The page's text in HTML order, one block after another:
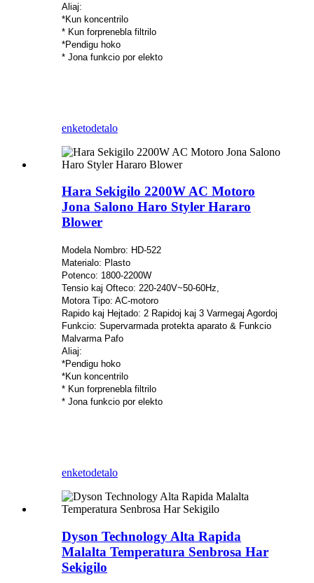
Aliaj:
*Kun koncentrilo
* Kun forprenebla filtrilo
*Pendigu hoko
* Jona funkcio por elekto
enketodetalo
Hara Sekigilo 2200W AC Motoro
Jona Salono Haro Styler Hararo
Blower
Modela Nombro: HD-522
Materialo: Plasto
Potenco: 1800-2200W
Tensio kaj Ofteco: 220-240V~50-60Hz,
Motora Tipo: AC-motoro
Rapido kaj Hejtado: 2 Rapidoj kaj 3 Varmegaj Agordoj
Funkcio: Supervarmada protekta aparato & Funkcio
Malvarma Pafo
Aliaj:
*Pendigu hoko
*Kun koncentrilo
* Kun forprenebla filtrilo
* Jona funkcio por elekto
enketodetalo
Dyson Technology Alta Rapida
Malalta Temperatura Senbrosa Har
Sekigilo